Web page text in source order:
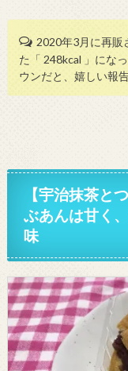
2020年3月に再販
た「 248kcal 」にな
ウンだと、嬉しい報
【宇治抹茶と
ぶあんは甘く
味